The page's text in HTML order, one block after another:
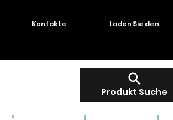
Produkt Suche
Kontakte Laden Sie den